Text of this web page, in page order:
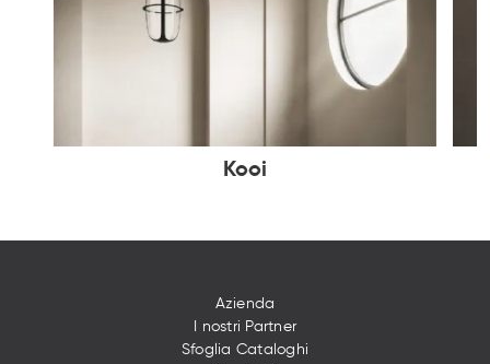
Kooi
Azienda
I nostri Partner
Sfoglia Cataloghi